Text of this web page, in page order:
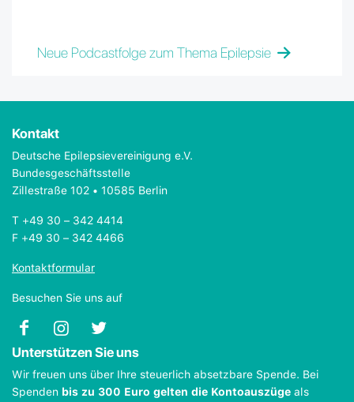
Neue Podcastfolge zum Thema Epilepsie
Kontakt
Deutsche Epilepsievereinigung e.V.
Bundesgeschäftsstelle
Zillestraße 102 • 10585 Berlin
T +49 30 – 342 4414
F +49 30 – 342 4466
Kontaktformular
Besuchen Sie uns auf
Unterstützen Sie uns
Wir freuen uns über Ihre steuerlich absetzbare Spende. Bei
Spenden bis zu 300 Euro gelten die Kontoauszüge als